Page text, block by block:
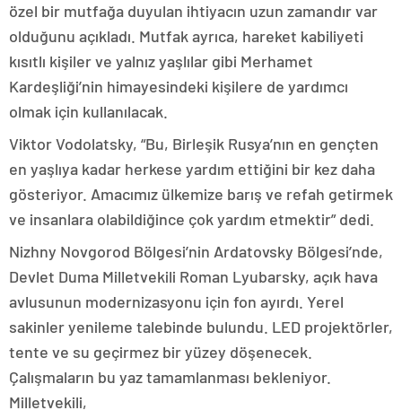
özel bir mutfağa duyulan ihtiyacın uzun zamandır var
olduğunu açıkladı. Mutfak ayrıca, hareket kabiliyeti
kısıtlı kişiler ve yalnız yaşlılar gibi Merhamet
Kardeşliği’nin himayesindeki kişilere de yardımcı
olmak için kullanılacak.
Viktor Vodolatsky, “Bu, Birleşik Rusya’nın en gençten
en yaşlıya kadar herkese yardım ettiğini bir kez daha
gösteriyor. Amacımız ülkemize barış ve refah getirmek
ve insanlara olabildiğince çok yardım etmektir” dedi.
Nizhny Novgorod Bölgesi’nin Ardatovsky Bölgesi’nde,
Devlet Duma Milletvekili Roman Lyubarsky, açık hava
avlusunun modernizasyonu için fon ayırdı. Yerel
sakinler yenileme talebinde bulundu. LED projektörler,
tente ve su geçirmez bir yüzey döşenecek.
Çalışmaların bu yaz tamamlanması bekleniyor.
Milletvekili,